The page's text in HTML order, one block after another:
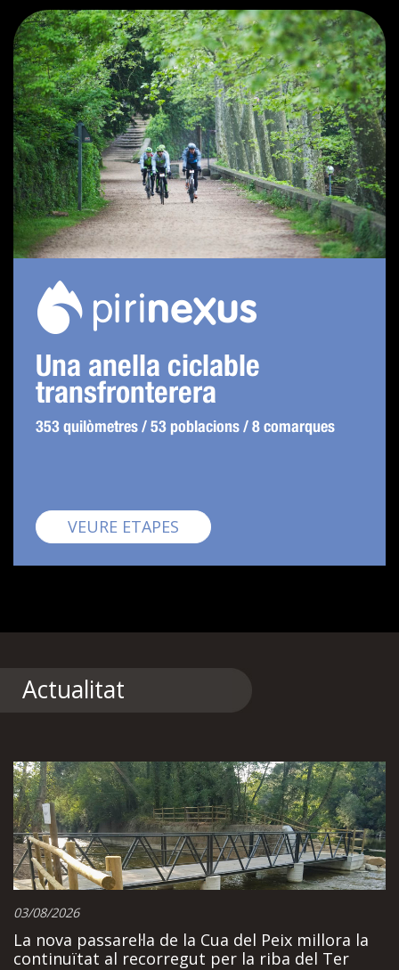
Una anella ciclable
transfronterera
353 quilòmetres / 53 poblacions / 8 comarques
VEURE ETAPES Pirinexus
Actualitat
03/08/2026
La nova passarel·la de la Cua del Peix millora la
continuïtat al recorregut per la riba del Ter